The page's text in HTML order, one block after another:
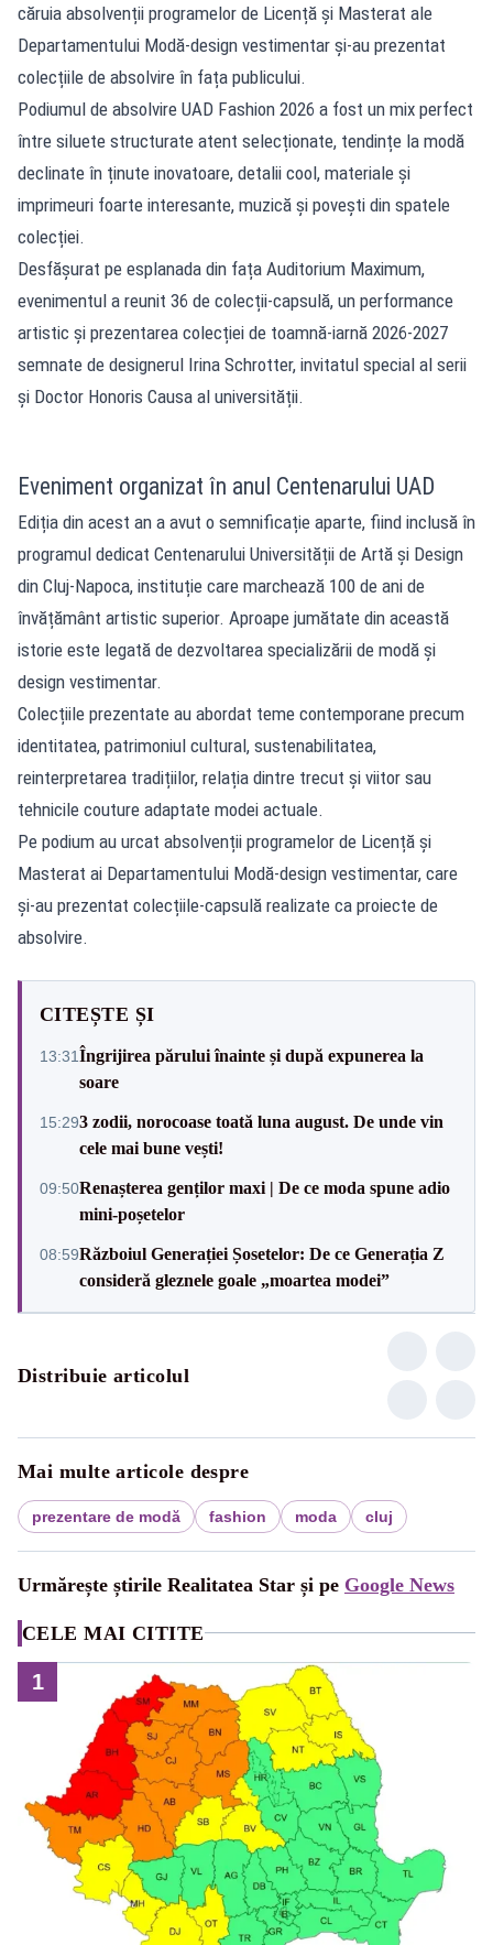
căruia absolvenții programelor de Licență și Masterat ale
Departamentului Modă-design vestimentar și-au prezentat
colecțiile de absolvire în fața publicului.
Podiumul de absolvire UAD Fashion 2026 a fost un mix perfect
între siluete structurate atent selecționate, tendințe la modă
declinate în ținute inovatoare, detalii cool, materiale și
imprimeuri foarte interesante, muzică și povești din spatele
colecției.
Desfășurat pe esplanada din fața Auditorium Maximum,
evenimentul a reunit 36 de colecții-capsulă, un performance
artistic și prezentarea colecției de toamnă-iarnă 2026-2027
semnate de designerul Irina Schrotter, invitatul special al serii
și Doctor Honoris Causa al universității.
Eveniment organizat în anul Centenarului UAD
Ediția din acest an a avut o semnificație aparte, fiind inclusă în
programul dedicat Centenarului Universității de Artă și Design
din Cluj-Napoca, instituție care marchează 100 de ani de
învățământ artistic superior. Aproape jumătate din această
istorie este legată de dezvoltarea specializării de modă și
design vestimentar.
Colecțiile prezentate au abordat teme contemporane precum
identitatea, patrimoniul cultural, sustenabilitatea,
reinterpretarea tradițiilor, relația dintre trecut și viitor sau
tehnicile couture adaptate modei actuale.
Pe podium au urcat absolvenții programelor de Licență și
Masterat ai Departamentului Modă-design vestimentar, care
și-au prezentat colecțiile-capsulă realizate ca proiecte de
absolvire.
CITEȘTE ȘI
13:31Îngrijirea părului înainte și după expunerea la
soare
15:293 zodii, norocoase toată luna august. De unde vin
cele mai bune vești!
09:50Renașterea genților maxi | De ce moda spune adio
mini-poșetelor
08:59Războiul Generației Șosetelor: De ce Generația Z
consideră gleznele goale „moartea modei”
Distribuie articolul
Mai multe articole despre
prezentare de modă fashion moda cluj
Urmărește știrile Realitatea Star și pe Google News
CELE MAI CITITE
1